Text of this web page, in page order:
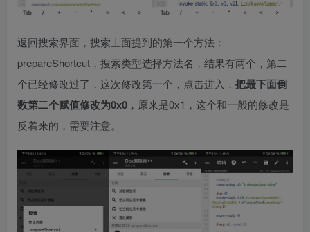
返回搜索界面，搜索上面提到的第一个方法：
prepareShortcut，搜索类型选择方法名，结果有两个，第二
个已经修改过了，这次修改第一个，点击进入， 把最下面倒
数第二个赋值修改为0x0 ，原来是0x1，这个和一般的修改是
反着来的，需要注意。